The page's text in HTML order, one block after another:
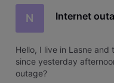
N Internet
Hello, I live in Lasne
since yesterday
outage?